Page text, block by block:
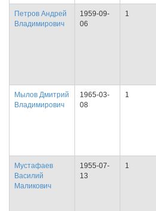
Петров Андрей
Владимирович
1959-09-
06
1
Мылов Дмитрий
Владимирович
1965-03-
08
1
Мустафаев
Василий
Маликович
1955-07-
13
1